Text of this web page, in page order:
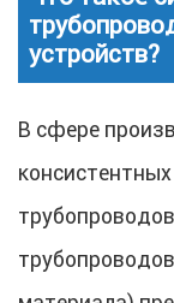
устройств?
В сфере